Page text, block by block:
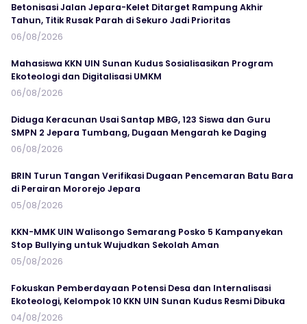
Betonisasi Jalan Jepara-Kelet Ditarget Rampung Akhir
Tahun, Titik Rusak Parah di Sekuro Jadi Prioritas
06/08/2026
Mahasiswa KKN UIN Sunan Kudus Sosialisasikan Program
Ekoteologi dan Digitalisasi UMKM
06/08/2026
Diduga Keracunan Usai Santap MBG, 123 Siswa dan Guru
SMPN 2 Jepara Tumbang, Dugaan Mengarah ke Daging
06/08/2026
BRIN Turun Tangan Verifikasi Dugaan Pencemaran Batu Bara
di Perairan Mororejo Jepara
05/08/2026
KKN-MMK UIN Walisongo Semarang Posko 5 Kampanyekan
Stop Bullying untuk Wujudkan Sekolah Aman
05/08/2026
Fokuskan Pemberdayaan Potensi Desa dan Internalisasi
Ekoteologi, Kelompok 10 KKN UIN Sunan Kudus Resmi Dibuka
04/08/2026